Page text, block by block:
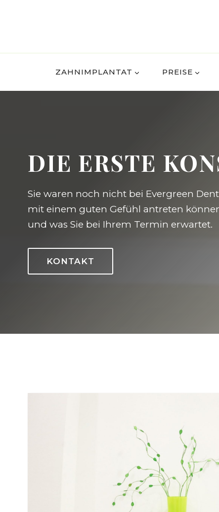
ZAHNIMPLANTAT PREISE
DIE ERSTE
Sie waren noch nicht bei Evergreen
mit einem guten Gefühl antreten
und was Sie bei Ihrem Termin erwartet.
KONTAKT